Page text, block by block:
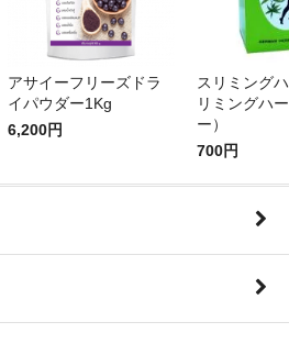
アサイーフリーズドラ
イパウダー1Kg
6,200円
スリミング
リミングハ
ー）
700円